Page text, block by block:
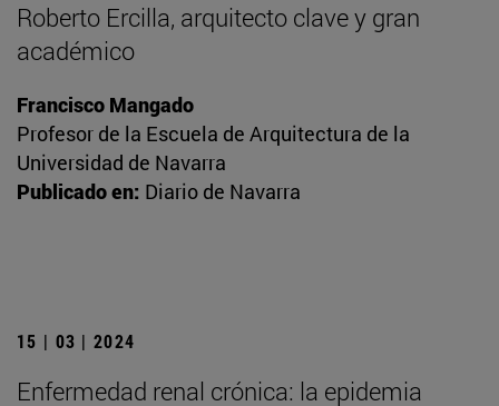
Roberto Ercilla, arquitecto clave y gran
académico
Francisco Mangado
Profesor de la Escuela de Arquitectura de la
Universidad de Navarra
Publicado en: Diario de Navarra
15 | 03 | 2024
Enfermedad renal crónica: la epidemia